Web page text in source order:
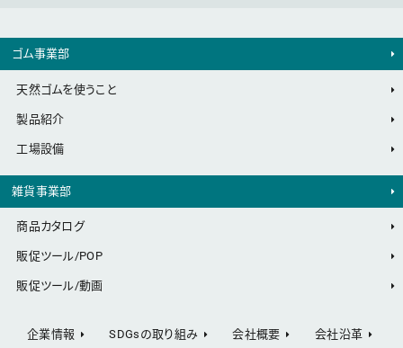
ゴム事業部
天然ゴムを使うこと
製品紹介
工場設備
雑貨事業部
商品カタログ
販促ツール/POP
販促ツール/動画
企業情報 SDGsの取り組み 会社概要 会社沿革